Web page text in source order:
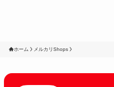
ホーム メルカリShops